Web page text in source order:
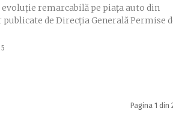
evoluție remarcabilă pe piața auto din
de Direcția Generală Permise
Pagina 1 din